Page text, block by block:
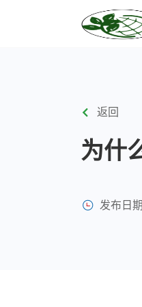
返回
为什
发布日期